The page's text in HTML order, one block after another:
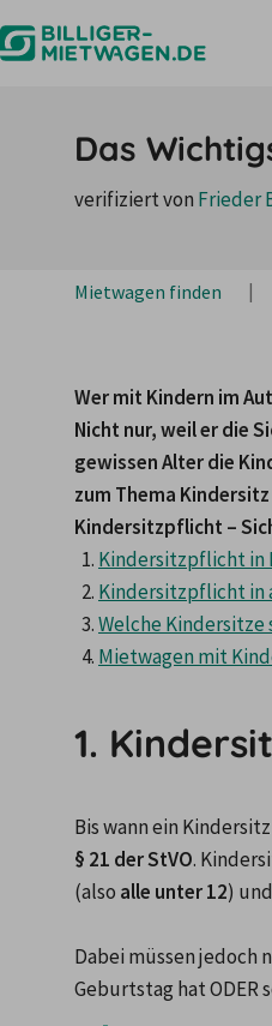
Das
verifiziert von Frieder
Mietwagen finden
Wer mit Kindern im
Nicht nur, weil er die
gewissen Alter die
zum Thema
Kindersitzpflicht –
Kindersitzpflicht in
Kindersitzpflicht in
Welche Kindersitze
Mietwagen mit
1.
Bis wann ein
§ 21 der StVO.
(also alle unter 12)
Dabei müssen jedoch
Geburtstag hat ODER